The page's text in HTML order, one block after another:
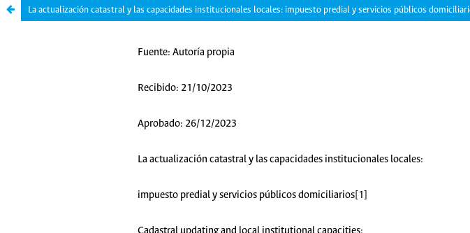
La actualización catastral y las capacidades institucionales locales: impuesto predial y servicios públicos